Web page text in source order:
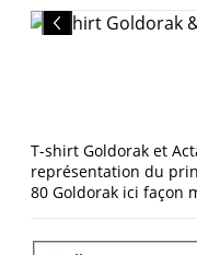
T-shirt Goldorak et
représentation du
80 Goldorak ici façon